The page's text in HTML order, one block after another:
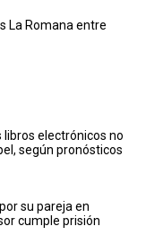
La Romana entre
libros electrónicos no
según pronósticos
su pareja en
cumple prisión